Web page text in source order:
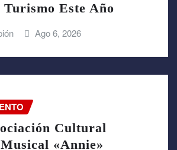
Este Año
Ago 6, 2026
Cultural
«Annie»